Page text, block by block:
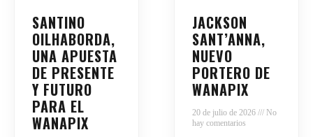
SANTINO
OILHABORDA,
UNA APUESTA
DE PRESENTE
Y FUTURO
PARA EL
WANAPIX
JACKSON
SANT’ANNA,
NUEVO
PORTERO DE
WANAPIX
20 de julio de 2026
No
hay comentarios